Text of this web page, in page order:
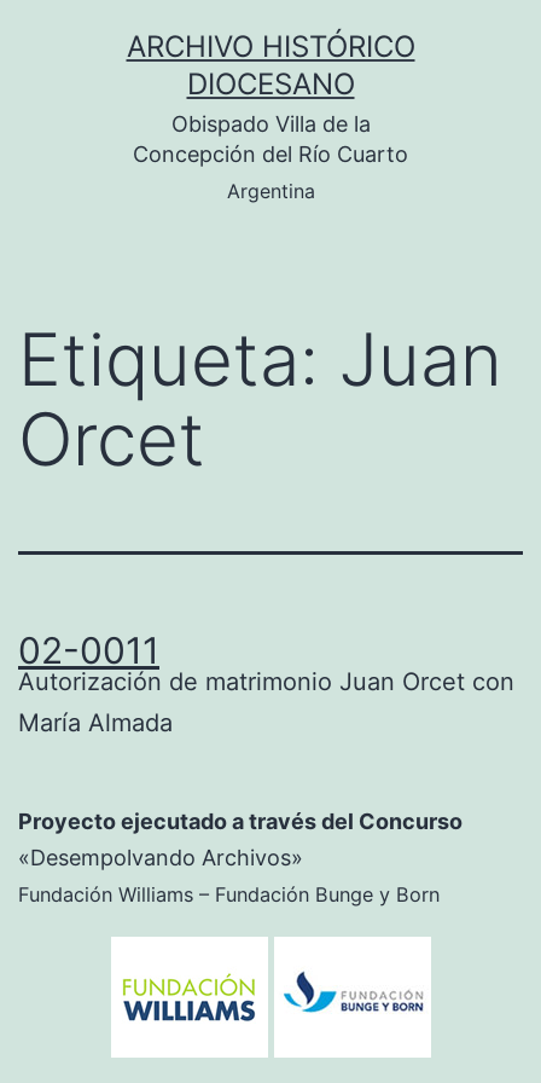
ARCHIVO HISTÓRICO
DIOCESANO
Obispado Villa de la
Concepción del Río Cuarto
Argentina
Etiqueta: Juan
Orcet
02-0011
Autorización de matrimonio Juan Orcet con
María Almada
Proyecto ejecutado a través del Concurso
«Desempolvando Archivos»
Fundación Williams – Fundación Bunge y Born